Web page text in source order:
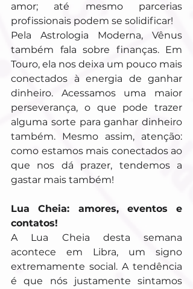
amor; até mesmo parcerias
profissionais podem se solidificar!
Pela Astrologia Moderna, Vênus
também fala sobre finanças. Em
Touro, ela nos deixa um pouco mais
conectados à energia de ganhar
dinheiro. Acessamos uma maior
perseverança, o que pode trazer
alguma sorte para ganhar dinheiro
também. Mesmo assim, atenção:
como estamos mais conectados ao
que nos dá prazer, tendemos a
gastar mais também!
Lua Cheia: amores, eventos e
contatos!
A Lua Cheia desta semana
acontece em Libra, um signo
extremamente social. A tendência
é que nós justamente sintamos